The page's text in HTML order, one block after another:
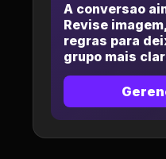
A conversao
Revise
regras para
grupo mais